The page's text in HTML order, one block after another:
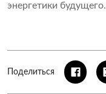
энергетики будущего.
Поделиться